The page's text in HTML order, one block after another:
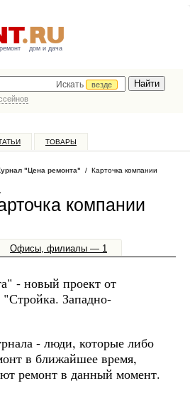
ремонт дом и дача
Искать
везде
ТОВАРЫ
"Цена ремонта" / Карточка компании
компании
Офисы, филиалы — 1
- новый проект от
"Стройка. Западно-
- люди, которые либо
в ближайшее время,
ремонт в данный момент.